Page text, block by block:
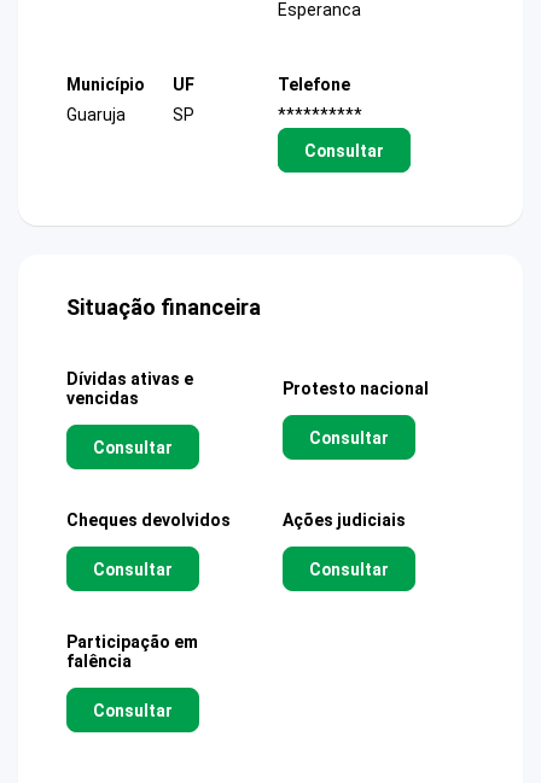
Esperanca
Município
Guaruja
UF
SP
Telefone
**********
Consultar
Situação financeira
Dívidas ativas e
vencidas
Consultar
Protesto nacional
Consultar
Cheques devolvidos
Consultar
Ações judiciais
Consultar
Participação em
falência
Consultar